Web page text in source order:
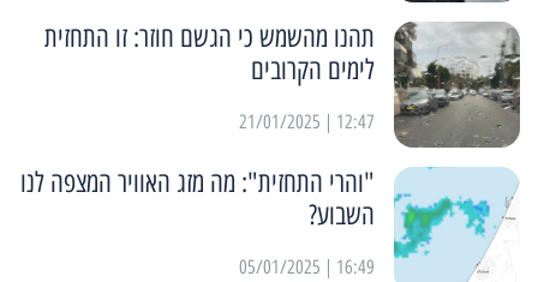
תהנו מהשמש כי הגשם חוזר: זו התחזית
לימים הקרובים
12:47 | 21/01/2025
"והרי התחזית": מה מזג האוויר המצפה לנו
השבוע?
16:49 | 05/01/2025